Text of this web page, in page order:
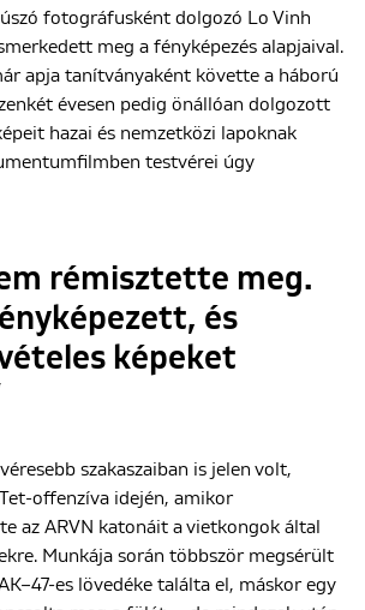
fotográfusként dolgozó Lo Vinh
meg a fényképezés alapjaival.
apja tanítványaként követte a háború
évesen pedig önállóan dolgozott
hazai és nemzetközi lapoknak
testvérei úgy
rémisztette meg.
és
képeket
szakaszaiban is jelen volt,
offenzíva idején, amikor
az ARVN katonáit a vietkongok által
Munkája során többször megsérült
es lövedéke találta el, máskor egy